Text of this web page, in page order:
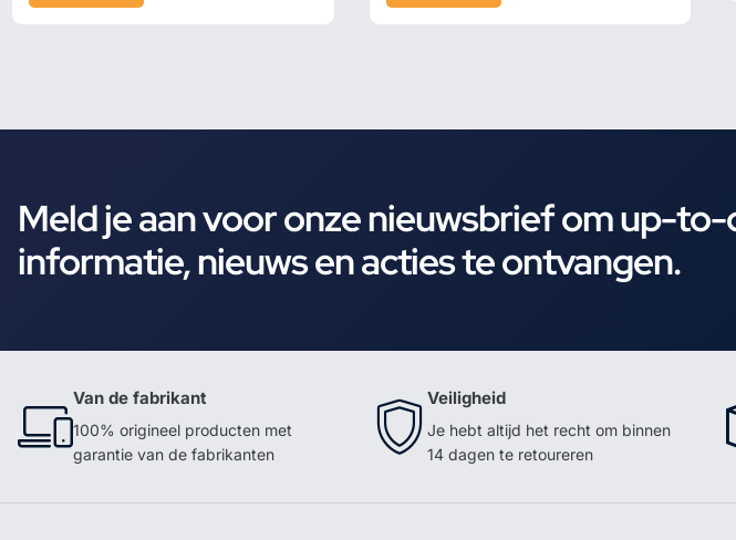
Meld je aan voor onze nieuwsbrief om up-
informatie, nieuws en acties te ontvangen.
Van de fabrikant
100% origineel producten met
garantie van de fabrikanten
Veiligheid
Je hebt altijd het recht om binnen
14 dagen te retoureren